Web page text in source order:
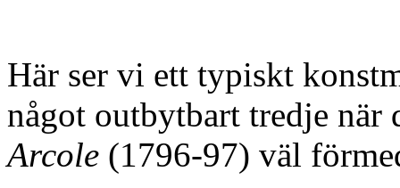
Här ser vi ett typiskt
något outbytbart tredje när
Arcole (1796-97) väl